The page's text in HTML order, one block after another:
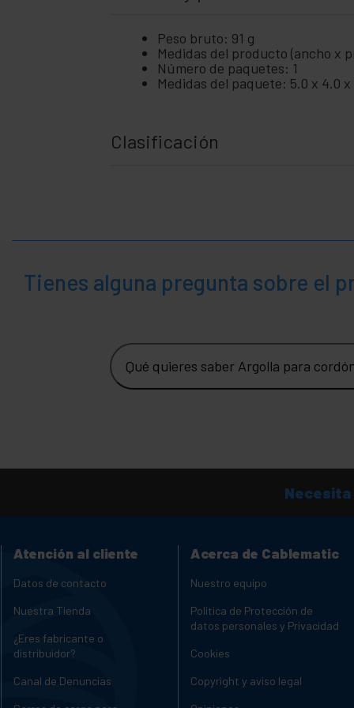
Peso bruto: 91 g
Medidas del producto (ancho x
Número de paquetes: 1
Medidas del paquete: 5.0 x 4.0 x
Clasificación
Tienes alguna pregunta sobre el
Qué quieres saber Argolla para
Necesita
Atención al cliente
Datos de contacto
Nuestra Tienda
¿Eres fabricante o
distribuidor?
Canal de Denuncias
Acerca de Cablematic
Nuestro equipo
Política de Protección de
datos personales y Privacidad
Cookies
Copyright y aviso legal